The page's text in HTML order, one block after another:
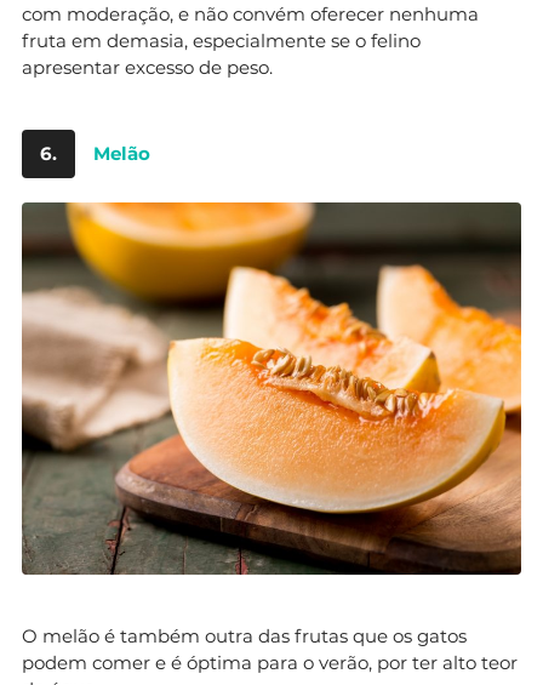
com moderação, e não convém oferecer nenhuma
fruta em demasia, especialmente se o felino
apresentar excesso de peso.
6. Melão
O melão é também outra das frutas que os gatos
podem comer e é óptima para o verão, por ter alto teor